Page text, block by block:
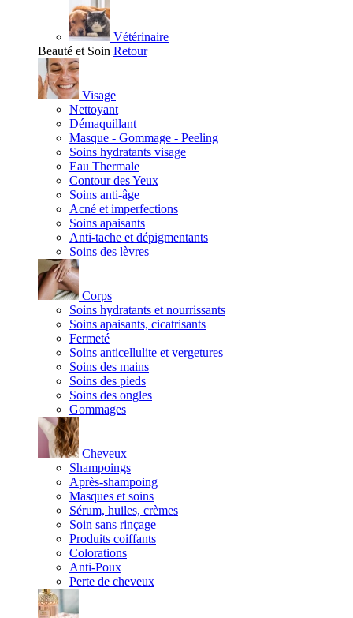
Vétérinaire
Beauté et Soin Retour
Visage
Nettoyant
Démaquillant
Masque - Gommage - Peeling
Soins hydratants visage
Eau Thermale
Contour des Yeux
Soins anti-âge
Acné et imperfections
Soins apaisants
Anti-tache et dépigmentants
Soins des lèvres
Corps
Soins hydratants et nourrissants
Soins apaisants, cicatrisants
Fermeté
Soins anticellulite et vergetures
Soins des mains
Soins des pieds
Soins des ongles
Gommages
Cheveux
Shampoings
Après-shampoing
Masques et soins
Sérum, huiles, crèmes
Soin sans rinçage
Produits coiffants
Colorations
Anti-Poux
Perte de cheveux